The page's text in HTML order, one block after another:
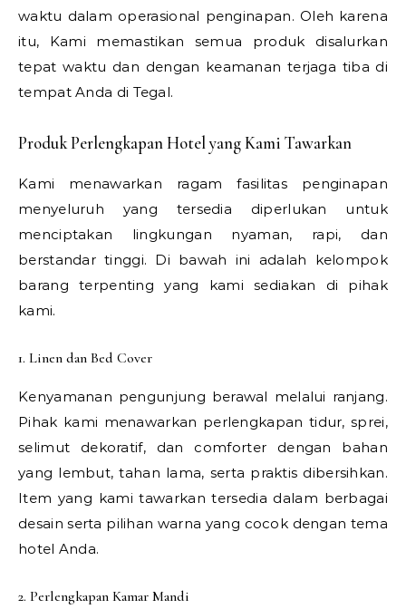
waktu dalam operasional penginapan. Oleh karena
itu, Kami memastikan semua produk disalurkan
tepat waktu dan dengan keamanan terjaga tiba di
tempat Anda di Tegal.
Produk Perlengkapan Hotel yang Kami Tawarkan
Kami menawarkan ragam fasilitas penginapan
menyeluruh yang tersedia diperlukan untuk
menciptakan lingkungan nyaman, rapi, dan
berstandar tinggi. Di bawah ini adalah kelompok
barang terpenting yang kami sediakan di pihak
kami.
1. Linen dan Bed Cover
Kenyamanan pengunjung berawal melalui ranjang.
Pihak kami menawarkan perlengkapan tidur, sprei,
selimut dekoratif, dan comforter dengan bahan
yang lembut, tahan lama, serta praktis dibersihkan.
Item yang kami tawarkan tersedia dalam berbagai
desain serta pilihan warna yang cocok dengan tema
hotel Anda.
2. Perlengkapan Kamar Mandi